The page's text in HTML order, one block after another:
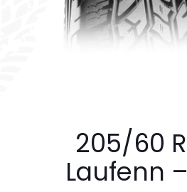
205/60
Laufenn –